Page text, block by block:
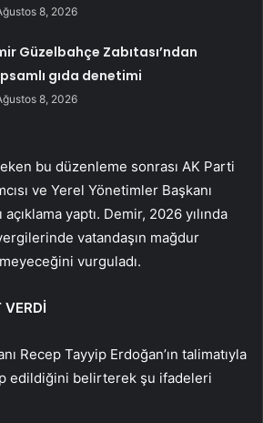
8, 2026
Güzelbahçe Zabıtası’ndan
gıda denetimi
8, 2026
bu düzenleme sonrası AK Parti
ve Yerel Yönetimler Başkanı
yaptı. Demir, 2026 yılında
vatandaşın mağdur
vurguladı.
VERDİ
Recep Tayyip Erdoğan’ın talimatıyla
edildiğini belirterek şu ifadeleri